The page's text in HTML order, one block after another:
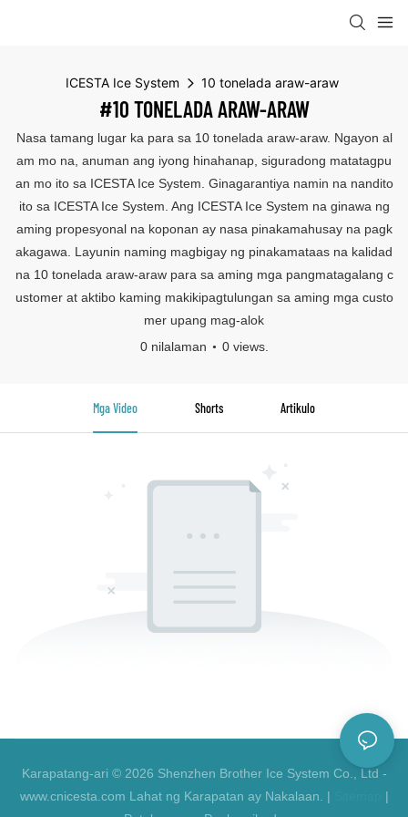
ICESTA Ice System 10 tonelada araw-araw
#10 TONELADA ARAW-ARAW
Nasa tamang lugar ka para sa 10 tonelada araw-araw. Ngayon al
am mo na, anuman ang iyong hinahanap, siguradong matatagpu
an mo ito sa ICESTA Ice System. Ginagarantiya namin na nandito
ito sa ICESTA Ice System. Ang ICESTA Ice System na ginawa ng
aming propesyonal na koponan ay nasa pinakamahusay na pagk
akagawa. Layunin naming magbigay ng pinakamataas na kalidad
na 10 tonelada araw-araw para sa aming mga pangmatagalang c
ustomer at aktibo kaming makikipagtulungan sa aming mga custo
mer upang mag-alok
0 nilalaman
0 views.
Mga Video Shorts Artikulo
Karapatang-ari © 2026 Shenzhen Brother Ice System Co., Ltd -
www.cnicesta.com Lahat ng Karapatan ay Nakalaan. |
|